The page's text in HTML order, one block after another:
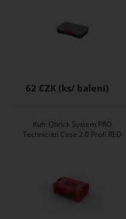
62 CZK
Kufr Qbrick System PRO
Technician Case 2.0 Profi RED